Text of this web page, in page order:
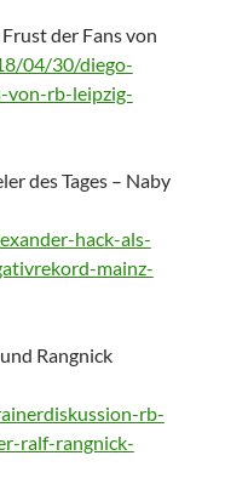
der Fans von
04/30/diego-
von-rb-leipzig-
des Tages – Naby
hack-als-
mainz-
Rangnick
rb-
ralf-rangnick-